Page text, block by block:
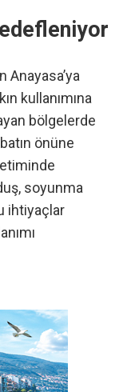
Anayasa’ya
kullanımına
bölgelerde
önüne
soyunma
ihtiyaçlar